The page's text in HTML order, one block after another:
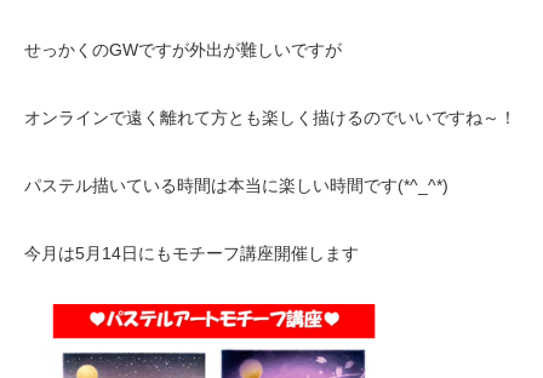
せっかくのGWですが外出が難しいですが
オンラインで遠く離れて方とも楽しく描けるのでいいですね～！
パステル描いている時間は本当に楽しい時間です(*^_^*)
今月は5月14日にもモチーフ講座開催します